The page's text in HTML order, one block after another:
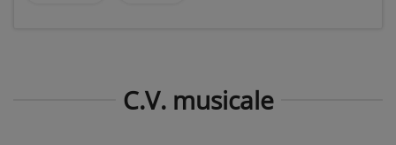
C.V. musicale